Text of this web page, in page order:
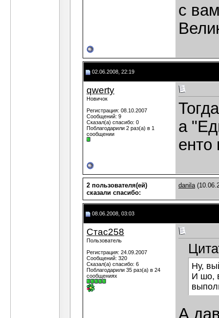
с
02.06.2008, 22:19
qwerty
Новичок
Регистрация: 08.10.2007
Сообщений: 9
Сказал(а) спасибо: 0
Поблагодарили 2 раз(а) в 1
сообщении
а
2 пользователя(ей)
сказали cпасибо:
danila
08.06.2008, 03:03
Стас258
Пользователь
Регистрация: 24.09.2007
Сообщений: 320
Сказал(а) спасибо: 6
Поблагодарили 35 раз(а) в 24
сообщениях
Ну,
И шо,
А